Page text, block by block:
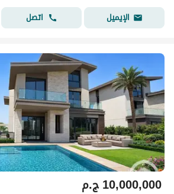
الإيميل
اتصل
ج.م10,000,000